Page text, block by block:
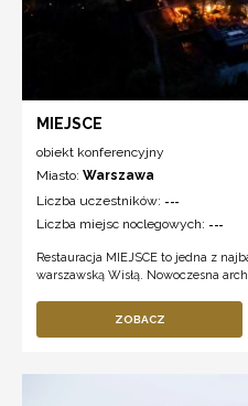
MIEJSCE
obiekt konferencyjny
Miasto: Warszawa
Liczba uczestników: ---
Liczba miejsc noclegowych: ---
Restauracja MIEJSCE to jedna z
warszawską Wisłą. Nowoczesna
ZOBACZ